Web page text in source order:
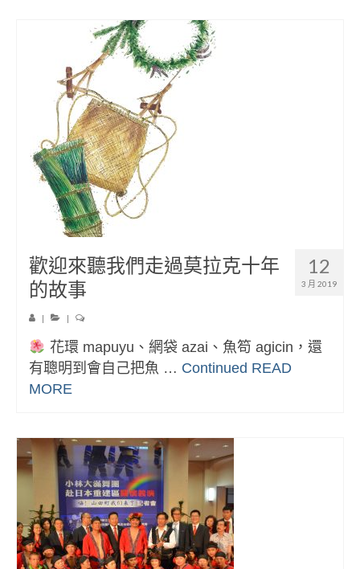
12
3 月 2019
歡迎來聽我們走過莫拉克十年
的故事
| |
花環 mapuyu、網袋 azai、魚笱 agicin，還
有聰明到會自己把魚 … Continued READ
MORE